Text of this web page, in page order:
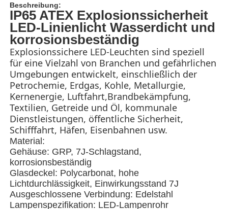
Startseite
Produkte
Beschreibung:
IP65 ATEX Explosionssicherheit
LED-Linienlicht Wasserdicht und
korrosionsbeständig
Explosionssichere LED-Leuchten sind speziell
für eine Vielzahl von Branchen und gefährlichen
Umgebungen entwickelt, einschließlich der
Petrochemie, Erdgas, Kohle, Metallurgie,
Kernenergie, Luftfahrt,Brandbekämpfung,
Textilien, Getreide und Öl, kommunale
Dienstleistungen, öffentliche Sicherheit,
Schifffahrt, Häfen, Eisenbahnen usw.
Material:
Gehäuse: GRP, 7J-Schlagstand,
korrosionsbeständig
Glasdeckel: Polycarbonat, hohe
Lichtdurchlässigkeit, Einwirkungsstand 7J
Ausgeschlossene Verbindung: Edelstahl
Lampenspezifikation: LED-Lampenrohr